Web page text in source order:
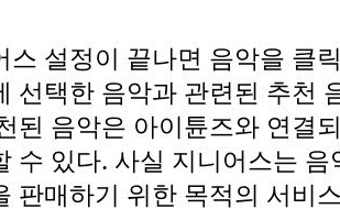
스 설정이 끝나면 음악을 클
선택한 음악과 관련된 추천
된 음악은 아이튠즈와 연결
수 있다. 사실 지니어스는 음
판매하기 위한 목적의 서비